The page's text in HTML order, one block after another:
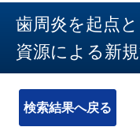
歯周炎を起点
資源による新
検索結果へ戻る